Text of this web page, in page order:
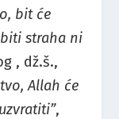
bit će
straha ni
, dž.š.,
Allah će
,